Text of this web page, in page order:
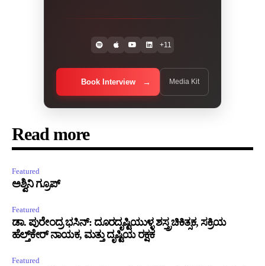
+11
Book Interview Media Kit
Read more
Featured
ಅಶ್ವಿನಿ ಗ್ರೂಪ್
Featured
ಡಾ. ಪುರೇಂದ್ರ ಭಸಿನ್: ದೂರದೃಷ್ಟಿಯುಳ್ಳ ಶಸ್ತ್ರಚಿಕಿತ್ಸಕ, ಸಕ್ರಿಯ
ಹೆಲ್ತ್‌ಕೇರ್ ನಾಯಕ, ಮತ್ತು ದೃಷ್ಟಿಯ ರಕ್ಷಕ
Featured